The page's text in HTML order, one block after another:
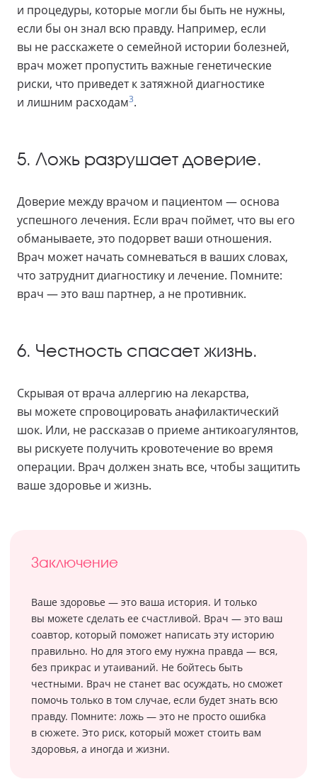
и процедуры, которые могли бы быть не нужны,
если бы он знал всю правду. Например, если
вы не расскажете о семейной истории болезней,
врач может пропустить важные генетические
риски, что приведет к затяжной диагностике
и лишним расходам3.
5. Ложь разрушает доверие.
Доверие между врачом и пациентом — основа
успешного лечения. Если врач поймет, что вы его
обманываете, это подорвет ваши отношения.
Врач может начать сомневаться в ваших словах,
что затруднит диагностику и лечение. Помните:
врач — это ваш партнер, а не противник.
6. Честность спасает жизнь.
Скрывая от врача аллергию на лекарства,
вы можете спровоцировать анафилактический
шок. Или, не рассказав о приеме антикоагулянтов,
вы рискуете получить кровотечение во время
операции. Врач должен знать все, чтобы защитить
ваше здоровье и жизнь.
Заключение
Ваше здоровье — это ваша история. И только
вы можете сделать ее счастливой. Врач — это ваш
соавтор, который поможет написать эту историю
правильно. Но для этого ему нужна правда — вся,
без прикрас и утаиваний. Не бойтесь быть
честными. Врач не станет вас осуждать, но сможет
помочь только в том случае, если будет знать всю
правду. Помните: ложь — это не просто ошибка
в сюжете. Это риск, который может стоить вам
здоровья, а иногда и жизни.